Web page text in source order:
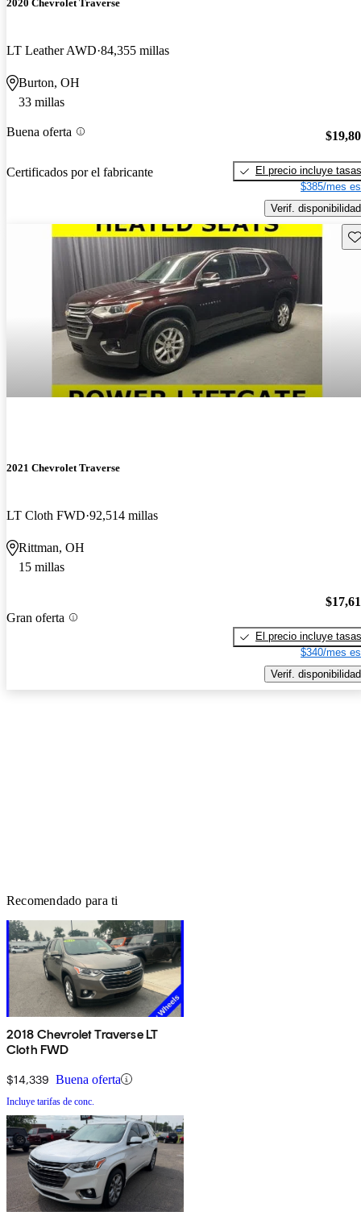
2020 Chevrolet Traverse
LT Leather AWD 84,355 millas
Burton, OH
33 millas
Buena oferta
Certificados por el fabricante
El precio incluye tasas
$385/mes
Verif. disponibilidad
2021 Chevrolet Traverse
LT Cloth FWD 92,514 millas
Rittman, OH
15 millas
Gran oferta
El precio incluye tasas
$340/mes
Verif. disponibilidad
Recomendado para ti
2018 Chevrolet Traverse LT
Cloth FWD
$14,339 Buena oferta
Incluye tarifas de conc.